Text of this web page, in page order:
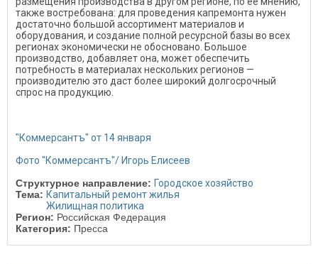
также востребована: для проведения капремонта нужен
достаточно большой ассортимент материалов и
оборудования, и создание полной ресурсной базы во всех
регионах экономически не обосновано. Большое
производство, добавляет она, может обеспечить
потребность в материалах нескольких регионов —
производителю это даст более широкий долгосрочный
спрос на продукцию.
"Коммерсантъ" от 14 января
Фото "Коммерсантъ"/ Игорь Елисеев
Структурное направление: Городское хозяйство
Тема: Капитальный ремонт жилья
Жилищная политика
Регион: Российская Федерация
Категория: Пресса